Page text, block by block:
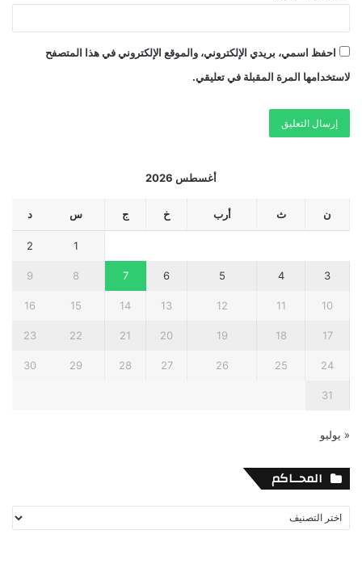
احفظ اسمي، بريدي الإلكتروني، والموقع الإلكتروني في هذا المتصفح
لاستخدامها المرة المقبلة في تعليقي.
أغسطس 2026
ن ث أرب خ ج س د
1
2
3
4
5
6
7
8
9
10
11
12
13
14
15
16
17
18
19
20
21
22
23
24
25
26
27
28
29
30
31
« يوليو
المحــاكم
المحــاكم